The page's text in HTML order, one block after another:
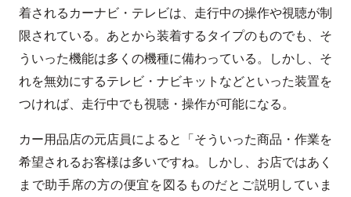
着されるカーナビ・テレビは、走行中の操作や視聴が制
限されている。あとから装着するタイプのものでも、そ
ういった機能は多くの機種に備わっている。しかし、そ
れを無効にするテレビ・ナビキットなどといった装置を
つければ、走行中でも視聴・操作が可能になる。
カー用品店の元店員によると「そういった商品・作業を
希望されるお客様は多いですね。しかし、お店ではあく
まで助手席の方の便宜を図るものだとご説明していま